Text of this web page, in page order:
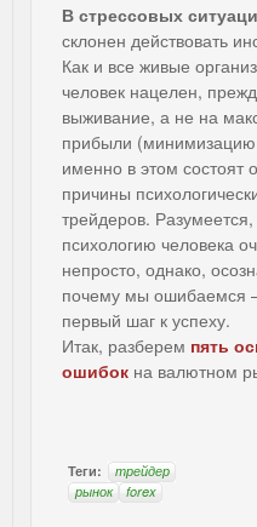
В стрессовых
склонен действовать
Как и все живые
человек нацелен,
выживание, а не на
прибыли (минимизацию
именно в этом состоят
причины
трейдеров.
психологию человека
непросто, однако,
почему мы ошибаемся
первый шаг к успеху.
Итак, разберем пять
ошибок на валютном
Теги:
трейдер
рынок
forex